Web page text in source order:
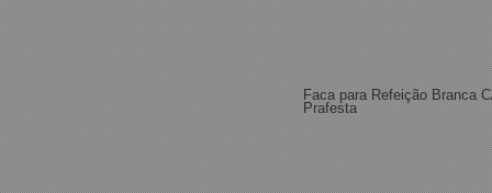
Faca para Refeição Branca
Prafesta